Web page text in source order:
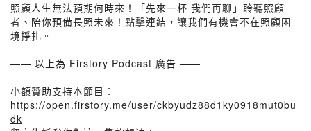
照顧人生無法預期何時來！「先來一杯 我們再聊」聆聽照顧
者、陪你預備長照未來！點擊連結，讓我們有機會不在照顧困
境掙扎。
—— 以上為 Firstory Podcast 廣告 ——
小額贊助支持本節目：
https://open.firstory.me/user/ckbyudz88d1ky0918mut0bu
dk